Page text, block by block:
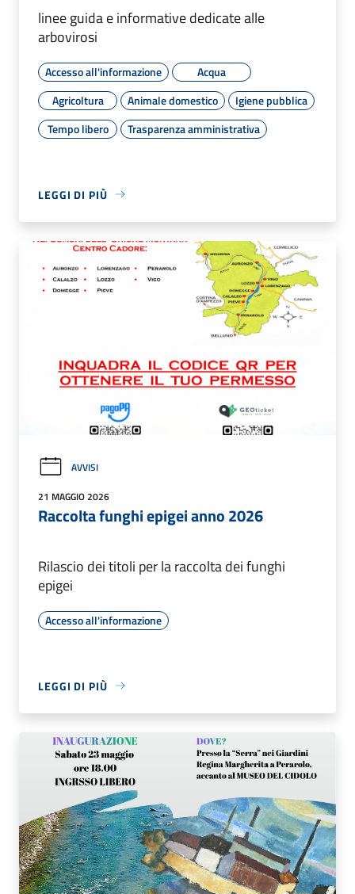
linee guida e informative dedicate alle
arbovirosi
Accesso all'informazione
Acqua
Agricoltura
Animale domestico
Igiene pubblica
Tempo libero
Trasparenza amministrativa
LEGGI DI PIÙ
AVVISI
21 MAGGIO 2026
Raccolta funghi epigei anno 2026
Rilascio dei titoli per la raccolta dei funghi
epigei
Accesso all'informazione
LEGGI DI PIÙ